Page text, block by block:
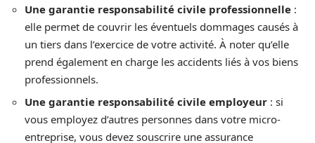
Une garantie responsabilité civile professionnelle :
elle permet de couvrir les éventuels dommages causés à
un tiers dans l’exercice de votre activité. À noter qu’elle
prend également en charge les accidents liés à vos biens
professionnels.
Une garantie responsabilité civile employeur : si
vous employez d’autres personnes dans votre micro-
entreprise, vous devez souscrire une assurance